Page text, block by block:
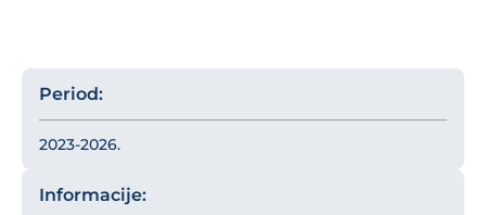
Period:
2023-2026.
Informacije: